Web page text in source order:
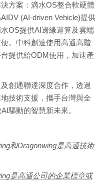
方案：滴水OS整合軟硬體
(AI-driven Vehicle)提供
OS提供AI邊緣運算及雲端
。中科創達使用高通高階
提供給ODM使用，加速產
創通聯達深度合作，透過
技術支援，攜手台灣與全
驅動的智慧新未來。
和Dragonwing是高通技術
是高通公司的企業標章或